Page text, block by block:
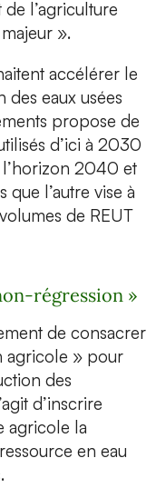
l’agriculture
».
accélérer le
eaux usées
propose de
d’ici à 2030
2040 et
l’autre vise à
de REUT
régression »
de consacrer
agricole » pour
des
d’inscrire
agricole la
en eau